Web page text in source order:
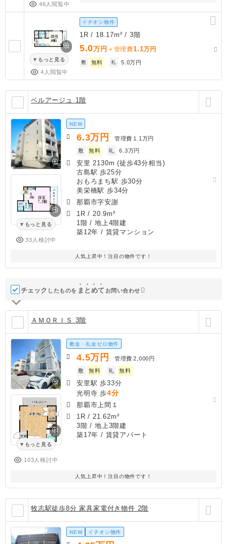
46人閲覧中
もっと見る
4人閲覧中
イチオシ物件
1R / 18.17m² / 3階
5.0万円 ＋管理費1.1万円
敷 無料 礼 5.0万円
ベルアージュ 1階
もっと見る
33人検討中
NEW
6.3万円 管理費 1.1万円
敷
無料 礼 6.3万円
安里 2130m (徒歩43分相当)
古島駅 歩25分
おもろまち駅 歩30分
美栄橋駅 歩34分
那覇市字安謝
1R / 20.9m²
1階 / 地上4階建
築12年 / 賃貸マンション
人気上昇中！注目の物件です！
チェック したものを ま と めて お問い合わせ
ＡＭＯＲＩＳ 3階
もっと見る
103人検討中
敷金・礼金ゼロ物件
4.5万円 管理費 2,000円
敷
無料 礼 無料
安里駅 歩33分
光明寺 歩4分
那覇市上間１
1R / 21.62m²
3階 / 地上3階建
築17年 / 賃貸アパート
人気上昇中！注目の物件です！
牧志駅徒歩8分 家具家電付き物件 2階
NEW イチオシ物件